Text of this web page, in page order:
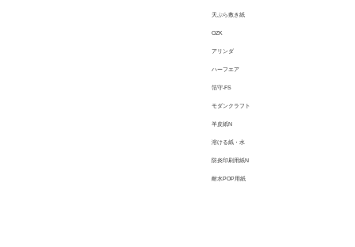
天ぷら敷き紙
OZK
アリンダ
ハーフエア
箔守-FS
モダンクラフト
羊皮紙N
溶ける紙・水
防炎印刷用紙N
耐水POP用紙